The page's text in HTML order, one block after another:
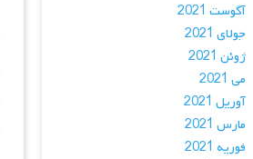
آگوست 2021
جولای 2021
ژوئن 2021
می 2021
آوریل 2021
مارس 2021
فوریه 2021